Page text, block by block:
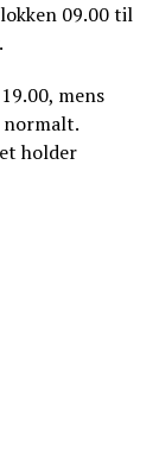
09.00 til
mens
normalt.
holder